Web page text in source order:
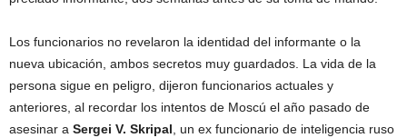
Los funcionarios no revelaron la identidad del informante o la
nueva ubicación, ambos secretos muy guardados. La vida de la
persona sigue en peligro, dijeron funcionarios actuales y
anteriores, al recordar los intentos de Moscú el año pasado de
asesinar a Sergei V. Skripal, un ex funcionario de inteligencia ruso